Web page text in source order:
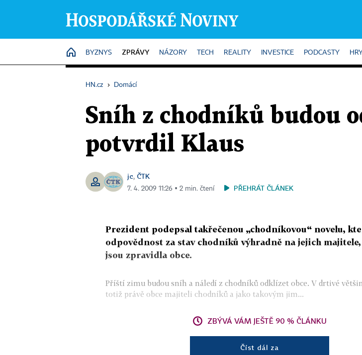
HOME
BYZNYS ZPRÁVY NÁZORY TECH REALITY INVESTICE PODCASTY HRY
HN.cz › Domácí
Sníh z chodníků budou
potvrdil Klaus
jc, ČTK
7. 4. 2009 11:26 ▪ 2 min. čtení PŘEHRÁT ČLÁNEK
Prezident podepsal takřečenou „chodníkovou“ novelu,
odpovědnost za stav chodníků výhradně na jejich
jsou zpravidla obce.
Příští zimu budou sníh a náledí z chodníků odklízet obce. V drtivé
totiž právě obce majiteli chodníků a jako takovým jim...
ZBÝVÁ VÁM JEŠTĚ 90 % ČLÁNKU
Číst dál za